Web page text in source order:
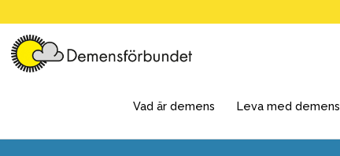
to
content
Vad är demens Leva med demens